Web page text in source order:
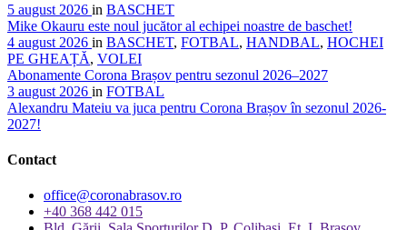
5 august 2026 in BASCHET
Mike Okauru este noul jucător al echipei noastre de baschet!
4 august 2026 in BASCHET, FOTBAL, HANDBAL, HOCHEI
PE GHEAȚĂ, VOLEI
Abonamente Corona Brașov pentru sezonul 2026–2027
3 august 2026 in FOTBAL
Alexandru Mateiu va juca pentru Corona Brașov în sezonul 2026-
2027!
Contact
office@coronabrasov.ro
+40 368 442 015